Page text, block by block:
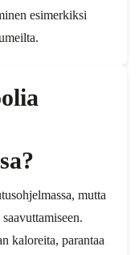
esimerkiksi
mutta
kaloreita, parantaa